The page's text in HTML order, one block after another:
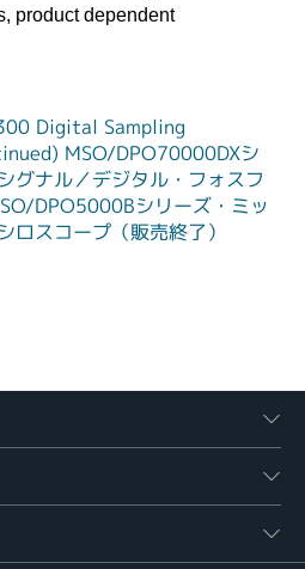
product dependent
Digital Sampling
MSO/DPO70000DXシ
グナル／デジタル・フォスフ
DPO5000Bシリーズ・ミッ
ロスコープ（販売終了）